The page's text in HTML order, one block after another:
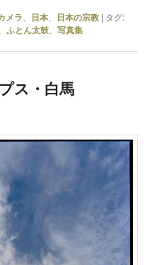
メラ 日本 日本の宗教 | タグ:
、ふとん太鼓 、写真集
ス・白馬